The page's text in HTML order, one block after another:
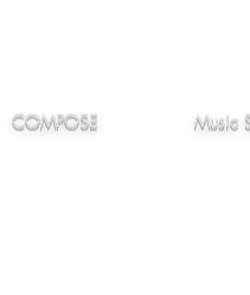
COMPOSE Music